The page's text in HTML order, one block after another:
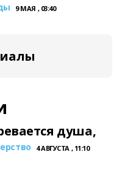
9 МАЯ , 03:40
душа,
4 АВГУСТА , 11:10